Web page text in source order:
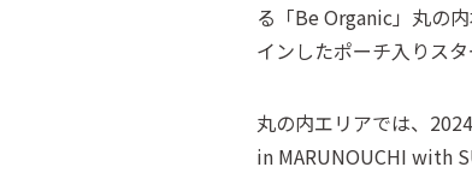
る「Be Organic」丸の
インしたポーチ入りス
丸の内エリアでは、
in MARUNOUCHI with